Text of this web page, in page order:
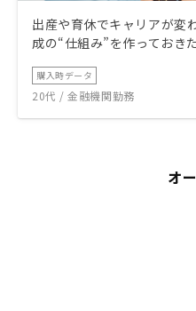
出産や育休でキャリアが変
成の“仕組み”を作っておき
購入時データ
20代 / 金融機関勤務
オ